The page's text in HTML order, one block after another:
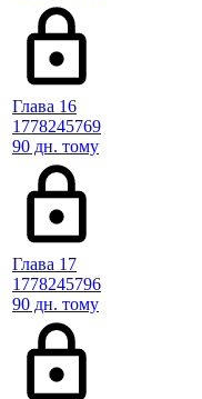
Глава 16
1778245769
90 дн. тому
Глава 17
1778245796
90 дн. тому